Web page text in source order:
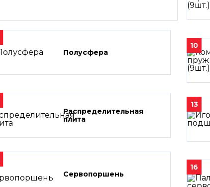
Полусфера
10
Распределительная
плита
13
Сервопоршень
16